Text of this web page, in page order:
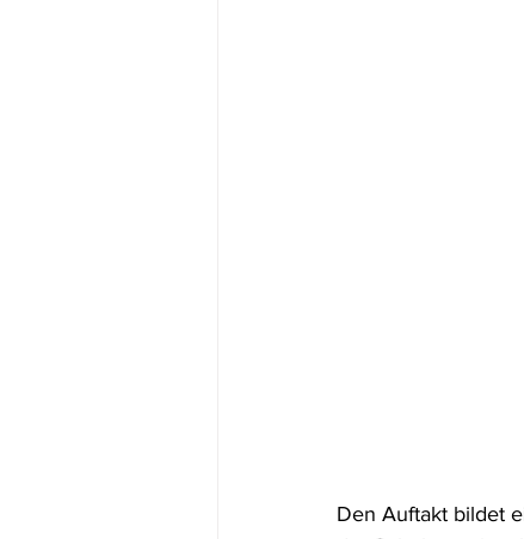
Den Auftakt bildet